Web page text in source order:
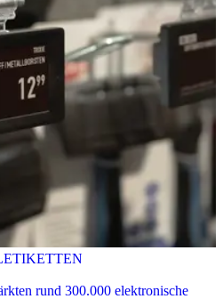
rund 300.000 elektronische